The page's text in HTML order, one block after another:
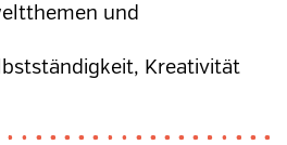
und
Kreativität